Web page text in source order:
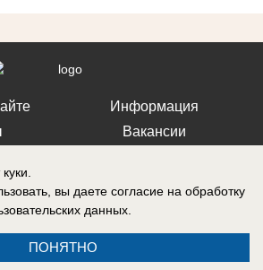
Информация
Вакансии
сфере связи, информационных технологий и
(Роскомнадзор) 12 июля 2019 г.
вы даете согласие на обработку
данных.
ПОНЯТНО